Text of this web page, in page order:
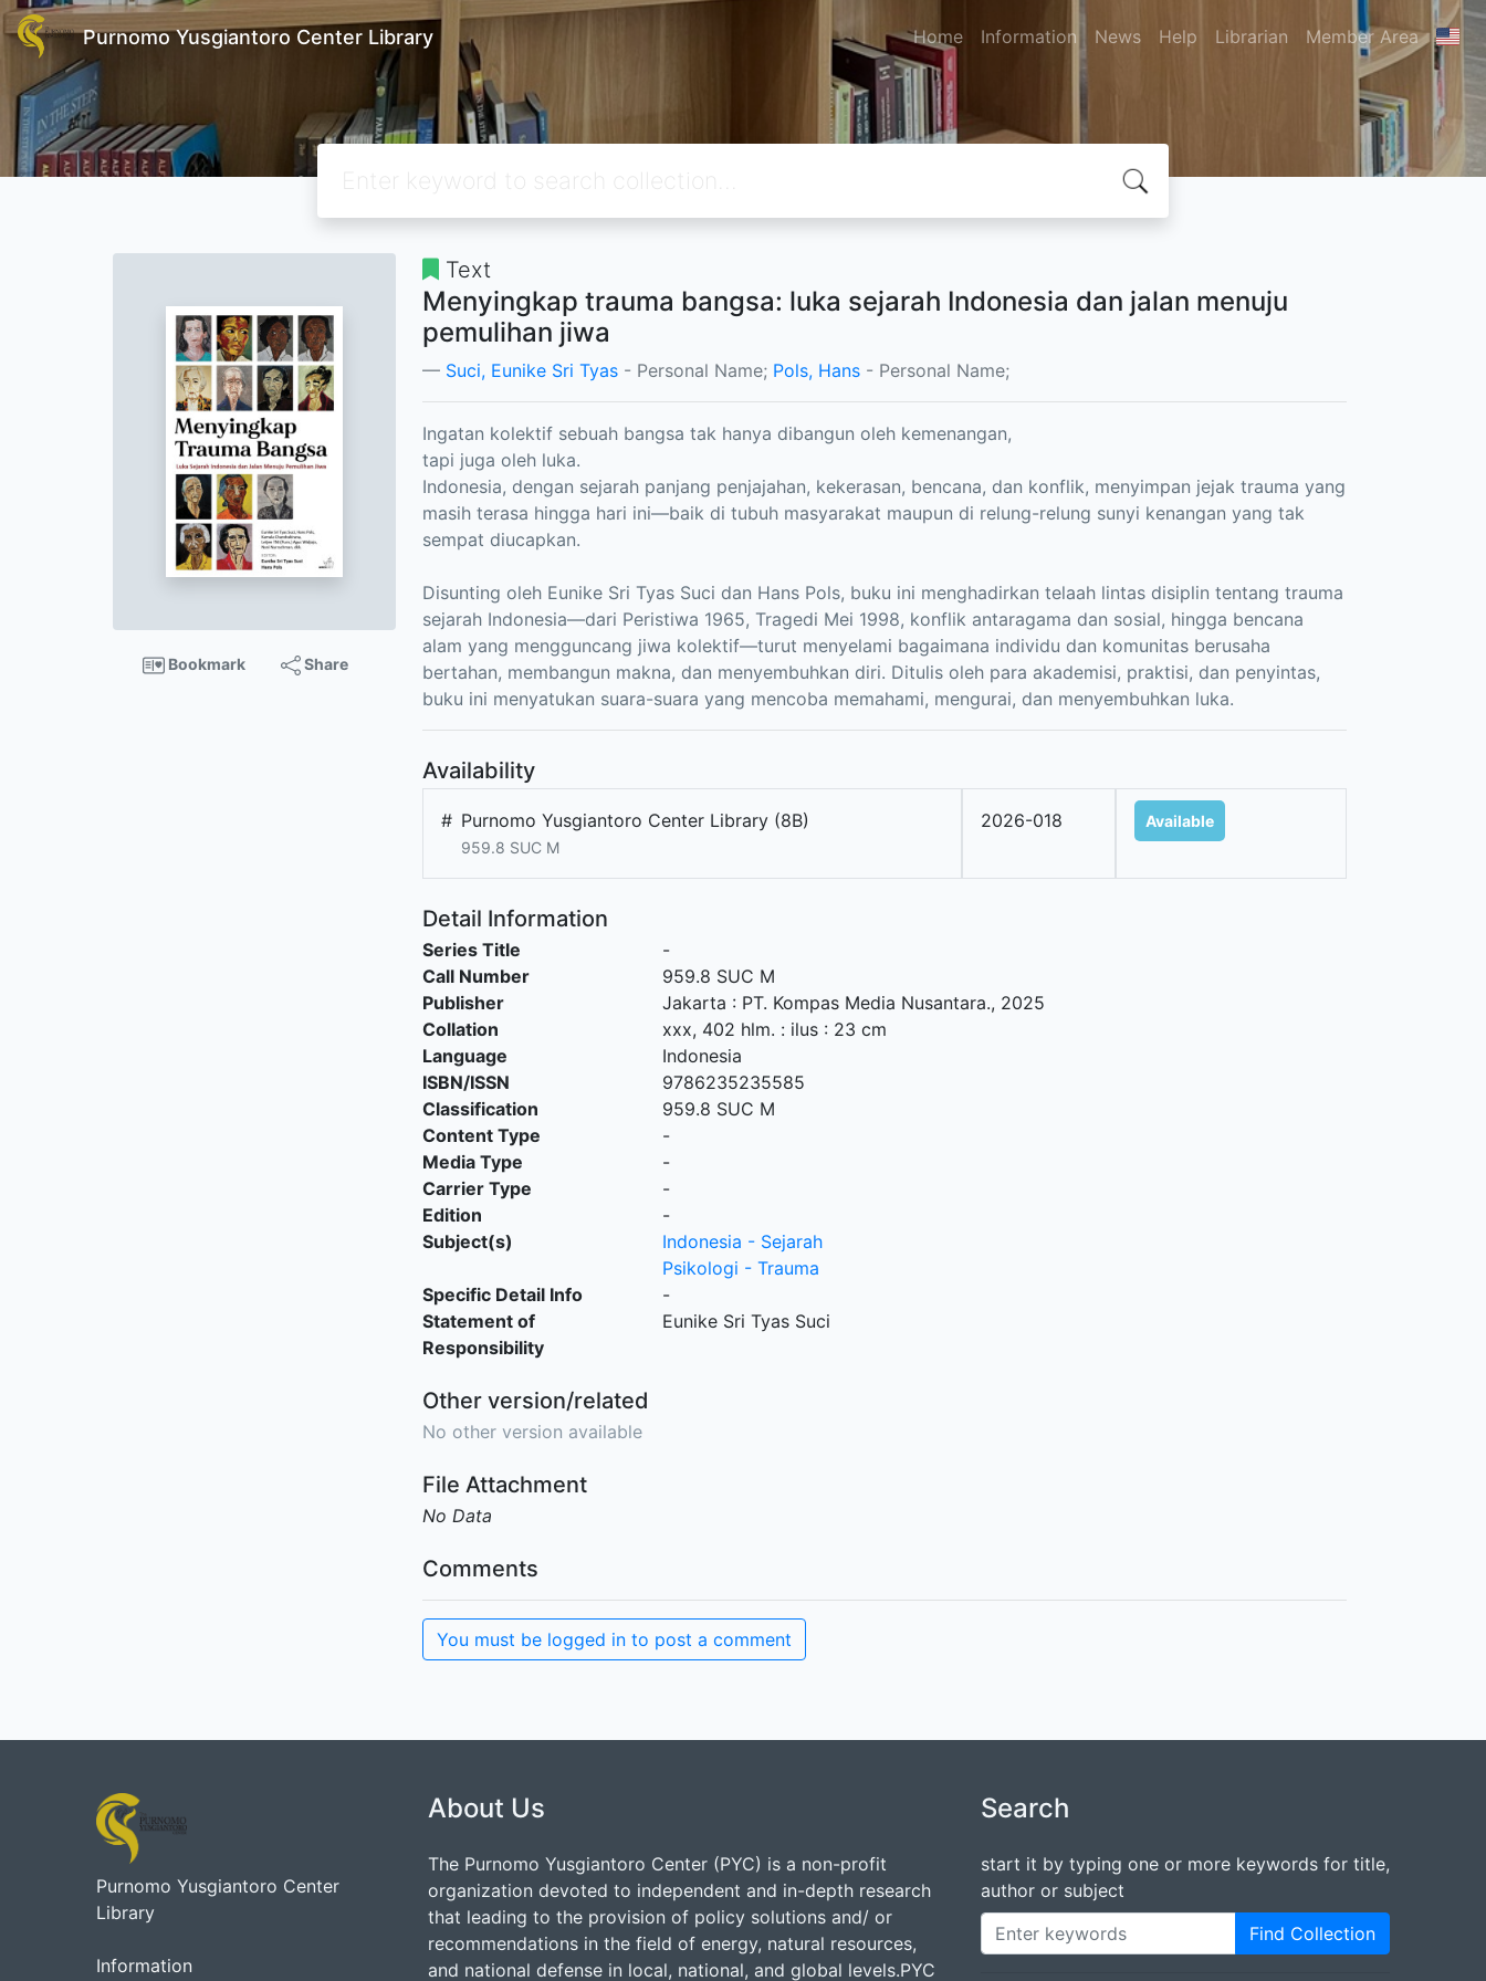
Purnomo Yusgiantoro Center Library Home Information News Help Librarian Member Area
Bookmark Share
Text
Menyingkap trauma bangsa: luka sejarah Indonesia dan jalan menuju
pemulihan jiwa
Suci, Eunike Sri Tyas - Personal Name; Pols, Hans - Personal Name;
Ingatan kolektif sebuah bangsa tak hanya dibangun oleh kemenangan,
tapi juga oleh luka.
Indonesia, dengan sejarah panjang penjajahan, kekerasan, bencana, dan konflik, menyimpan jejak trauma yang
masih terasa hingga hari ini—baik di tubuh masyarakat maupun di relung-relung sunyi kenangan yang tak
sempat diucapkan.
Disunting oleh Eunike Sri Tyas Suci dan Hans Pols, buku ini menghadirkan telaah lintas disiplin tentang trauma
sejarah Indonesia—dari Peristiwa 1965, Tragedi Mei 1998, konflik antaragama dan sosial, hingga bencana
alam yang mengguncang jiwa kolektif—turut menyelami bagaimana individu dan komunitas berusaha
bertahan, membangun makna, dan menyembuhkan diri. Ditulis oleh para akademisi, praktisi, dan penyintas,
buku ini menyatukan suara-suara yang mencoba memahami, mengurai, dan menyembuhkan luka.
Availability
# Purnomo Yusgiantoro Center Library (8B)
959.8 SUC M
2026-018 Available
Detail Information
Series Title
-
Call Number
959.8 SUC M
Publisher
Jakarta : PT. Kompas Media Nusantara., 2025
Collation
xxx, 402 hlm. : ilus : 23 cm
Language
Indonesia
ISBN/ISSN
9786235235585
Classification
959.8 SUC M
Content Type
-
Media Type
-
Carrier Type
-
Edition
-
Subject(s)
Indonesia - Sejarah
Psikologi - Trauma
Specific Detail Info
-
Statement of
Responsibility
Eunike Sri Tyas Suci
Other version/related
No other version available
File Attachment
No Data
Comments
You must be logged in to post a comment
Purnomo Yusgiantoro Center
Library
Information
About Us
The Purnomo Yusgiantoro Center (PYC) is a non-profit
organization devoted to independent and in-depth research
that leading to the provision of policy solutions and/ or
recommendations in the field of energy, natural resources,
and national defense in local, national, and global levels.PYC
Search
start it by typing one or more keywords for title,
author or subject
Find Collection